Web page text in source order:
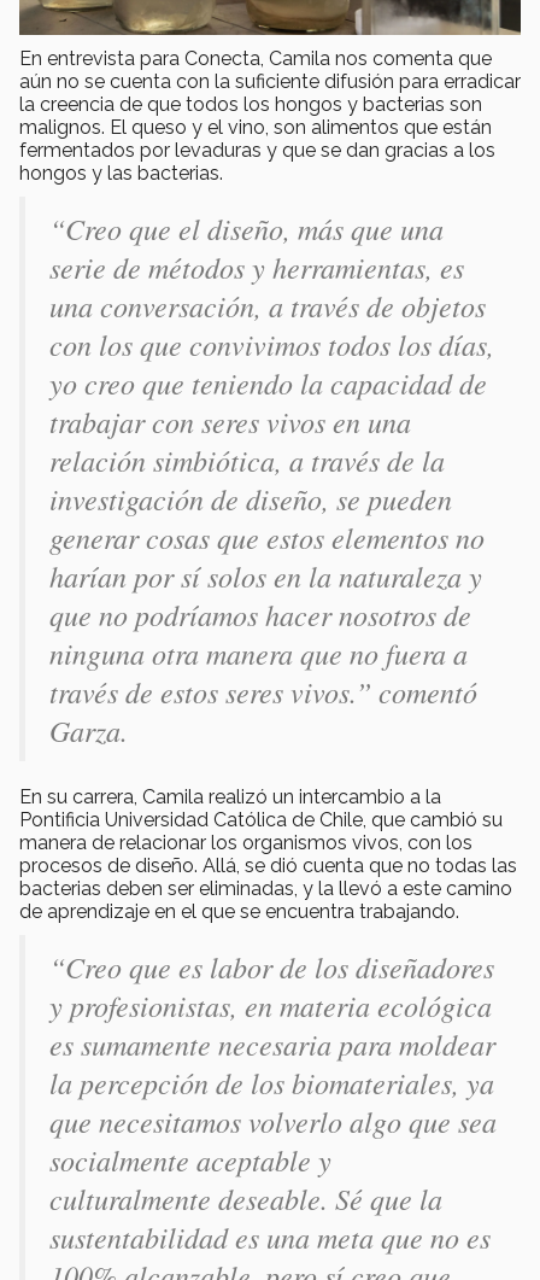
En entrevista para Conecta, Camila nos comenta que
aún no se cuenta con la suficiente difusión para erradicar
la creencia de que todos los hongos y bacterias son
malignos. El queso y el vino, son alimentos que están
fermentados por levaduras y que se dan gracias a los
hongos y las bacterias.
“Creo que el diseño, más que una
serie de métodos y herramientas, es
una conversación, a través de objetos
con los que convivimos todos los días,
yo creo que teniendo la capacidad de
trabajar con seres vivos en una
relación simbiótica, a través de la
investigación de diseño, se pueden
generar cosas que estos elementos no
harían por sí solos en la naturaleza y
que no podríamos hacer nosotros de
ninguna otra manera que no fuera a
través de estos seres vivos.” comentó
Garza.
En su carrera, Camila realizó un intercambio a la
Pontificia Universidad Católica de Chile, que cambió su
manera de relacionar los organismos vivos, con los
procesos de diseño. Allá, se dió cuenta que no todas las
bacterias deben ser eliminadas, y la llevó a este camino
de aprendizaje en el que se encuentra trabajando.
“Creo que es labor de los diseñadores
y profesionistas, en materia ecológica
es sumamente necesaria para moldear
la percepción de los biomateriales, ya
que necesitamos volverlo algo que sea
socialmente aceptable y
culturalmente deseable. Sé que la
sustentabilidad es una meta que no es